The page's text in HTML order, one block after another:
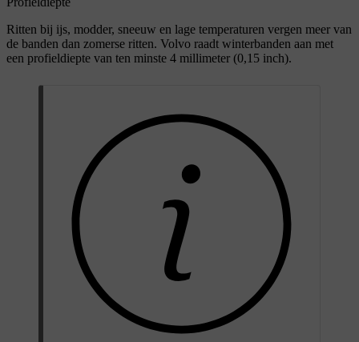
Ritten bij ijs, modder, sneeuw en lage temperaturen vergen meer van
de banden dan zomerse ritten. Volvo raadt winterbanden aan met
een profieldiepte van ten minste 4 millimeter (0,15 inch).